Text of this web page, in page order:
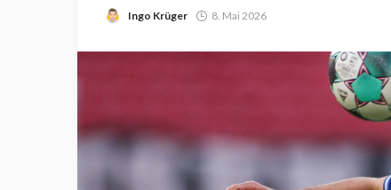
Ingo Krüger 8. Mai 2026